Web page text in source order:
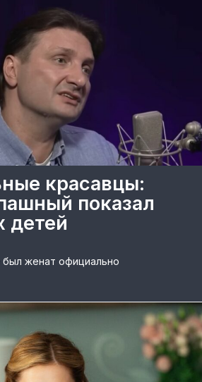
красавцы:
показал
детей
был женат официально